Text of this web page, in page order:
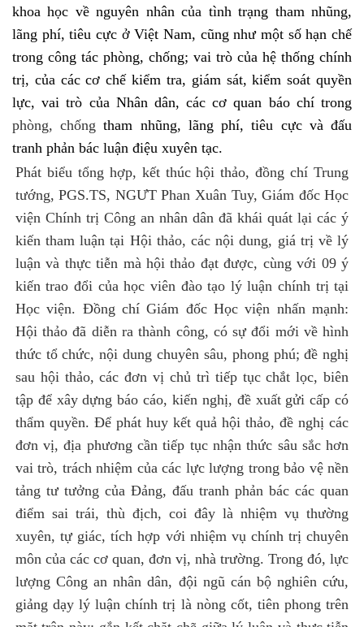
khoa học về nguyên nhân của tình trạng tham nhũng,
lãng phí, tiêu cực ở Việt Nam, cũng như một số hạn chế
trong công tác phòng, chống; vai trò của hệ thống chính
trị, của các cơ chế kiểm tra, giám sát, kiểm soát quyền
lực, vai trò của Nhân dân, các cơ quan báo chí trong
phòng, chốngtham nhũng, lãng phí, tiêu cực và đấu
tranh phản bác luận điệu xuyên tạc.
Phát biểu tổng hợp, kết thúc hội thảo, đồng chí Trung
tướng, PGS.TS, NGƯT Phan Xuân Tuy, Giám đốc Học
viện Chính trị Công an nhân dân đã khái quát lại các ý
kiến tham luận tại Hội thảo, các nội dung, giá trị về lý
luận và thực tiễn mà hội thảo đạt được, cùng với 09 ý
kiến trao đổi của học viên đào tạo lý luận chính trị tại
Học viện. Đồng chí Giám đốc Học viện nhấn mạnh:
Hội thảo đã diễn ra thành công, có sự đổi mới về hình
thức tổ chức, nội dung chuyên sâu, phong phú; đề nghị
sau hội thảo, các đơn vị chủ trì tiếp tục chắt lọc, biên
tập để xây dựng báo cáo, kiến nghị, đề xuất gửi cấp có
thẩm quyền. Để phát huy kết quả hội thảo, đề nghị các
đơn vị, địa phương cần tiếp tục nhận thức sâu sắc hơn
vai trò, trách nhiệm của các lực lượng trong bảo vệ nền
tảng tư tưởng của Đảng, đấu tranh phản bác các quan
điểm sai trái, thù địch, coi đây là nhiệm vụ thường
xuyên, tự giác, tích hợp với nhiệm vụ chính trị chuyên
môn của các cơ quan, đơn vị, nhà trường. Trong đó, lực
lượng Công an nhân dân, đội ngũ cán bộ nghiên cứu,
giảng dạy lý luận chính trị là nòng cốt, tiên phong trên